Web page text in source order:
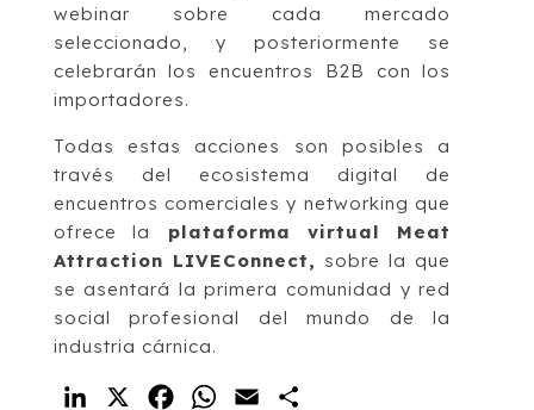
webinar sobre cada mercado
seleccionado, y posteriormente se
celebrarán los encuentros B2B con los
importadores.
Todas estas acciones son posibles a
través del ecosistema digital de
encuentros comerciales y networking que
ofrece la
plataforma virtual Meat
Attraction LIVEConnect, sobre la que
se asentará la primera comunidad y red
social profesional del mundo de la
industria cárnica.
LinkedIn FacebookWhatsApp
Email